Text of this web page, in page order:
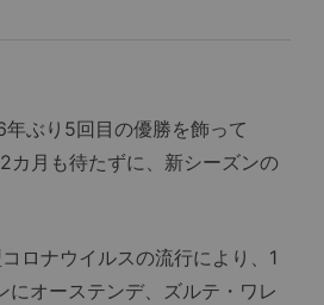
ぶり5回目の優勝を飾って
月も待たずに、新シーズンの
ロナウイルスの流行により、1
オーステンデ、ズルテ・ワレ